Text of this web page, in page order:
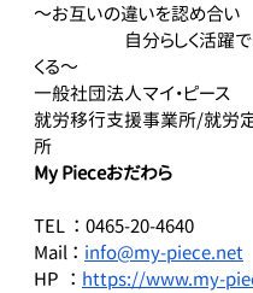
～お互いの違いを認め合い
自分らしく活躍でき
くる～
一般社団法人マイ・ピース
就労移行支援事業所/就労
所
My Pieceおだわら
TEL  ： 0465-20-4640
Mail ： info@my-piece.net
HP   ： https://www.my-